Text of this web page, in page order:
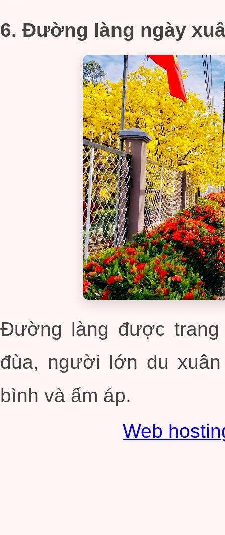
6. Đường làng ngày
Đường làng được
đùa, người lớn du
bình và ấm áp.
Web